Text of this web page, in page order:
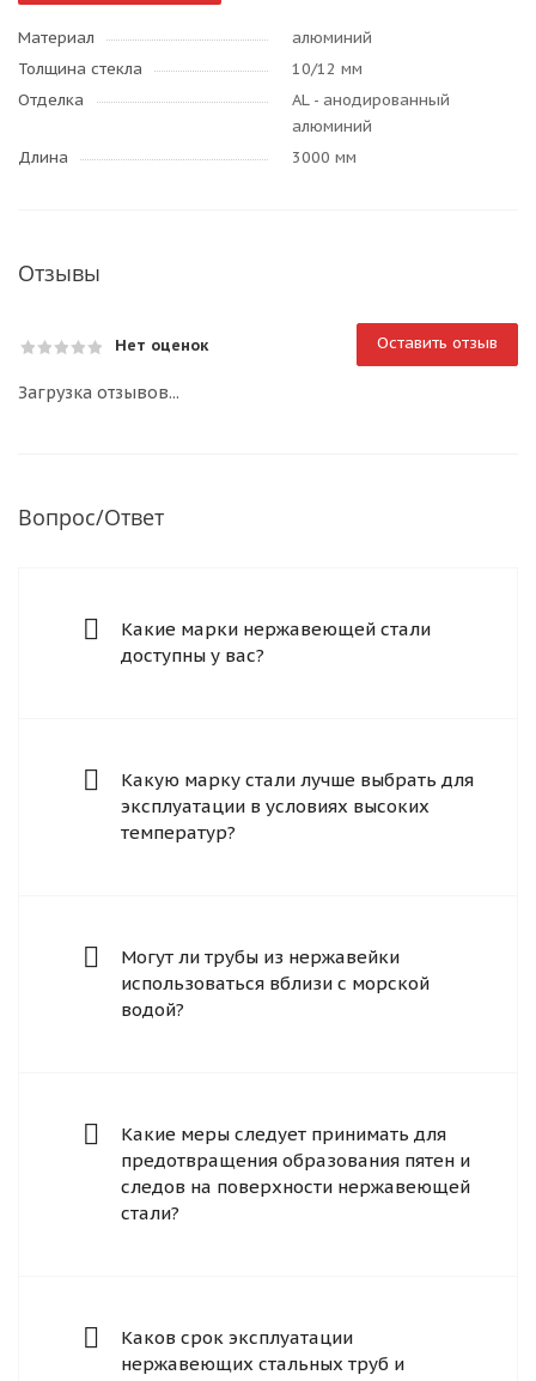
Материал
алюминий
Толщина стекла
10/12 мм
Отделка
AL - анодированный
алюминий
Длина
3000 мм
Отзывы
Нет оценок Оставить отзыв
Загрузка отзывов...
Вопрос/Ответ
Какие марки нержавеющей стали
доступны у вас?
Какую марку стали лучше выбрать для
эксплуатации в условиях высоких
температур?
Могут ли трубы из нержавейки
использоваться вблизи с морской
водой?
Какие меры следует принимать для
предотвращения образования пятен и
следов на поверхности нержавеющей
стали?
Каков срок эксплуатации
нержавеющих стальных труб и